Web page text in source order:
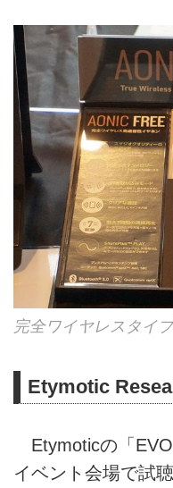
完全ワイヤレスタイ
Etymotic
Etymoticの「EVO
イベント会場で試